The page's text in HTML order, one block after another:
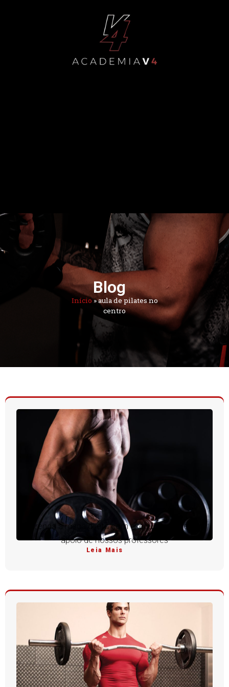
Blog
Início»aula de pilates no
centro
Aprenda a rosca direta com execução perfeita e
apoio de nossos professores
Leia Mais